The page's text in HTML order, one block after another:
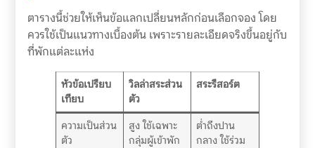
ตารางนี้ช่วยให้เห็นข้อแลกเปลี่ยนหลักก่อนเลือกจอง โดย
ควรใช้เป็นแนวทางเบื้องต้น เพราะรายละเอียดจริงขึ้นอยู่กับ
ที่พักแต่ละแห่ง
หัวข้อเปรียบ
เทียบ
วิลล่าสระส่วน
ตัว
สระรีสอร์ต
ความเป็นส่วน
ตัว
สูง ใช้เฉพาะ
กลุ่มผู้เข้าพัก
ต่ำถึงปาน
กลาง ใช้ร่วม